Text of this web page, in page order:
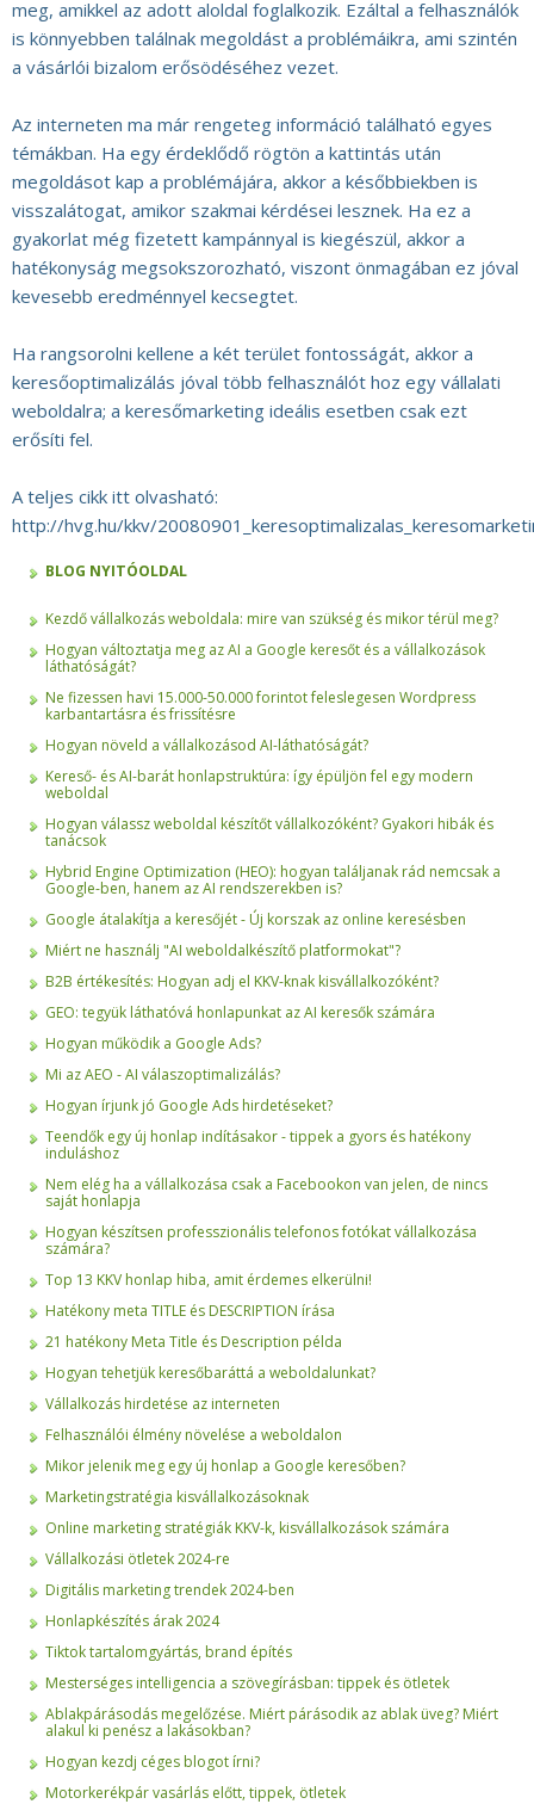
meg, amikkel az adott aloldal foglalkozik. Ezáltal a felhasználók
is könnyebben találnak megoldást a problémáikra, ami szintén
a vásárlói bizalom erősödéséhez vezet.
Az interneten ma már rengeteg információ található egyes
témákban. Ha egy érdeklődő rögtön a kattintás után
megoldásot kap a problémájára, akkor a későbbiekben is
visszalátogat, amikor szakmai kérdései lesznek. Ha ez a
gyakorlat még fizetett kampánnyal is kiegészül, akkor a
hatékonyság megsokszorozható, viszont önmagában ez jóval
kevesebb eredménnyel kecsegtet.
Ha rangsorolni kellene a két terület fontosságát, akkor a
keresőoptimalizálás jóval több felhasználót hoz egy vállalati
weboldalra; a keresőmarketing ideális esetben csak ezt
erősíti fel.
A teljes cikk itt olvasható:
http://hvg.hu/kkv/
BLOG NYITÓOLDAL
Kezdő vállalkozás weboldala: mire van szükség és mikor térül meg?
Hogyan változtatja meg az AI a Google keresőt és a vállalkozások
láthatóságát?
Ne fizessen havi 15.000-50.000 forintot feleslegesen Wordpress
karbantartásra és frissítésre
Hogyan növeld a vállalkozásod AI-láthatóságát?
Kereső- és AI-barát honlapstruktúra: így épüljön fel egy modern
weboldal
Hogyan válassz weboldal készítőt vállalkozóként? Gyakori hibák és
tanácsok
Hybrid Engine Optimization (HEO): hogyan találjanak rád nemcsak a
Google-ben, hanem az AI rendszerekben is?
Google átalakítja a keresőjét - Új korszak az online keresésben
Miért ne használj "AI weboldalkészítő platformokat"?
B2B értékesítés: Hogyan adj el KKV-knak kisvállalkozóként?
GEO: tegyük láthatóvá honlapunkat az AI keresők számára
Hogyan működik a Google Ads?
Mi az AEO - AI válaszoptimalizálás?
Hogyan írjunk jó Google Ads hirdetéseket?
Teendők egy új honlap indításakor - tippek a gyors és hatékony
induláshoz
Nem elég ha a vállalkozása csak a Facebookon van jelen, de nincs
saját honlapja
Hogyan készítsen professzionális telefonos fotókat vállalkozása
számára?
Top 13 KKV honlap hiba, amit érdemes elkerülni!
Hatékony meta TITLE és DESCRIPTION írása
21 hatékony Meta Title és Description példa
Hogyan tehetjük keresőbaráttá a weboldalunkat?
Vállalkozás hirdetése az interneten
Felhasználói élmény növelése a weboldalon
Mikor jelenik meg egy új honlap a Google keresőben?
Marketingstratégia kisvállalkozásoknak
Online marketing stratégiák KKV-k, kisvállalkozások számára
Vállalkozási ötletek 2024-re
Digitális marketing trendek 2024-ben
Honlapkészítés árak 2024
Tiktok tartalomgyártás, brand építés
Mesterséges intelligencia a szövegírásban: tippek és ötletek
Ablakpárásodás megelőzése. Miért párásodik az ablak üveg? Miért
alakul ki penész a lakásokban?
Hogyan kezdj céges blogot írni?
Motorkerékpár vasárlás előtt, tippek, ötletek